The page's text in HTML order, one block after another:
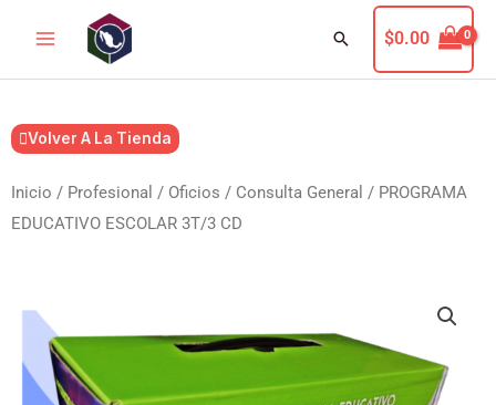
contenido
Buscar$0.00
Volver A La Tienda
Inicio / Profesional / Oficios / Consulta General / PROGRAMA
EDUCATIVO ESCOLAR 3T/3 CD